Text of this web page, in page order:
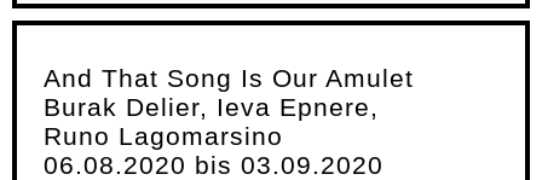
And That Song Is Our Amulet
Burak Delier, Ieva Epnere,
Runo Lagomarsino
06.08.2020 bis 03.09.2020